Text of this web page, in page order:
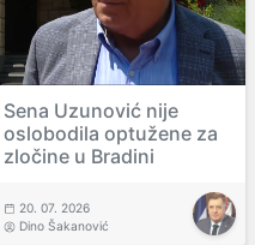
Sena Uzunović nije
oslobodila optužene za
zločine u Bradini
20. 07. 2026
Dino Šakanović